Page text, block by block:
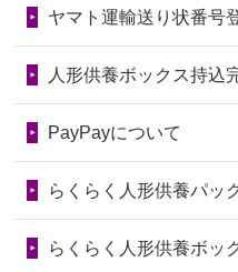
2026/06/28以前和人形
いたことが...
の回りの物...
2026/06/28人形たちに
2024/01/04ガラスケー
第76回人形供養祭令
第75回人形供養祭令
第73回人形供養祭令
第71回人形供養祭令
ヤマト運輸送り状番号
人形供養ボックス持込
PayPayについて
らくらく人形供養パッ
らくらく人形供養ボッ